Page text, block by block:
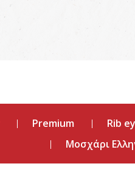
Premium Rib
Μοσχάρι